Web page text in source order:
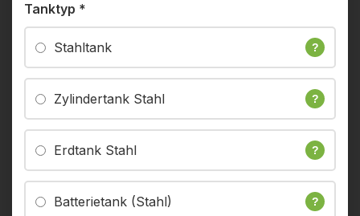
Tanktyp *
Stahltank ?
Zylindertank Stahl ?
Erdtank Stahl ?
Batterietank (Stahl) ?